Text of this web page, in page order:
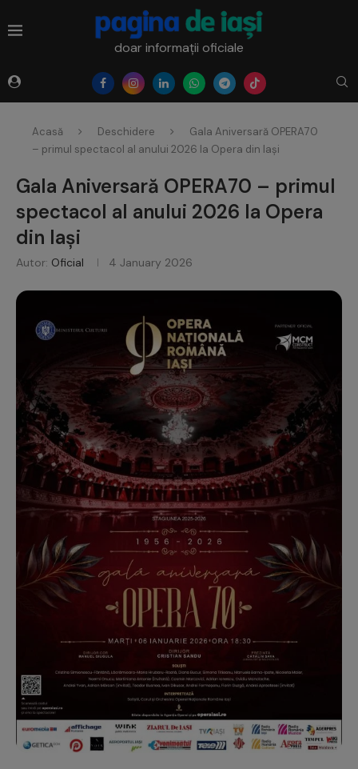
doar informații oficiale
Acasă Deschidere
Gala Aniversară OPERA70
– primul spectacol al anului 2026 la Opera din Iași
Gala Aniversară OPERA70 – primul
spectacol al anului 2026 la Opera
din Iași
Autor: Oficial 4 January 2026